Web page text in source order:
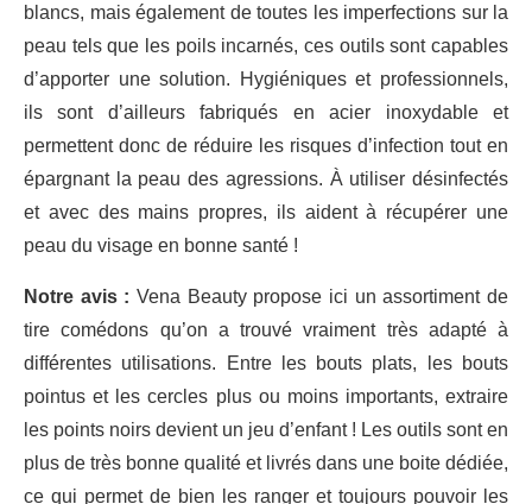
blancs, mais également de toutes les imperfections sur la
peau tels que les poils incarnés, ces outils sont capables
d’apporter une solution. Hygiéniques et professionnels,
ils sont d’ailleurs fabriqués en acier inoxydable et
permettent donc de réduire les risques d’infection tout en
épargnant la peau des agressions. À utiliser désinfectés
et avec des mains propres, ils aident à récupérer une
peau du visage en bonne santé !
Notre avis : Vena Beauty propose ici un assortiment de
tire comédons qu’on a trouvé vraiment très adapté à
différentes utilisations. Entre les bouts plats, les bouts
pointus et les cercles plus ou moins importants, extraire
les points noirs devient un jeu d’enfant ! Les outils sont en
plus de très bonne qualité et livrés dans une boite dédiée,
ce qui permet de bien les ranger et toujours pouvoir les